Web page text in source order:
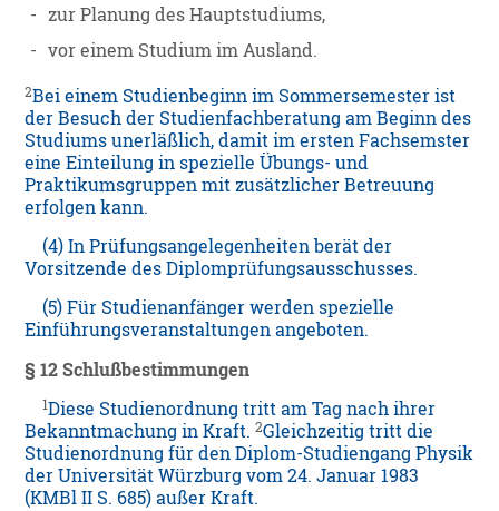
- zur Planung des Hauptstudiums,
- vor einem Studium im Ausland.
2Bei einem Studienbeginn im Sommersemester ist
der Besuch der Studienfachberatung am Beginn des
Studiums unerläßlich, damit im ersten Fachsemster
eine Einteilung in spezielle Übungs- und
Praktikumsgruppen mit zusätzlicher Betreuung
erfolgen kann.
(4) In Prüfungsangelegenheiten berät der
Vorsitzende des Diplomprüfungsausschusses.
(5) Für Studienanfänger werden spezielle
Einführungsveranstaltungen angeboten.
§ 12 Schlußbestimmungen
1Diese Studienordnung tritt am Tag nach ihrer
Bekanntmachung in Kraft.2Gleichzeitig tritt die
Studienordnung für den Diplom-Studiengang Physik
der Universität Würzburg vom 24. Januar 1983
(KMBl II S. 685) außer Kraft.